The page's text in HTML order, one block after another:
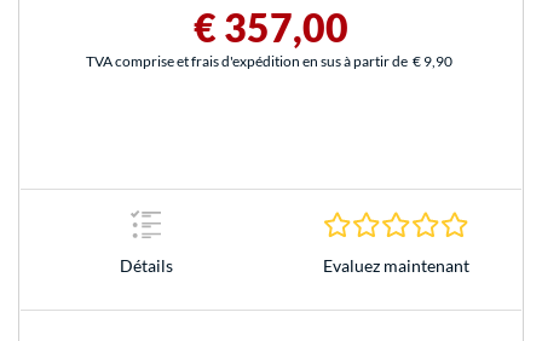
€ 357,00
TVA comprise et frais d'expédition en sus à partir de € 9,90
Détails Evaluez maintenant